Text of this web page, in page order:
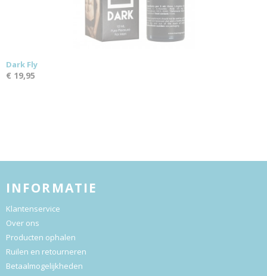
Dark Fly
€ 19,95
INFORMATIE
Klantenservice
Over ons
Producten ophalen
Ruilen en retourneren
Betaalmogelijkheden